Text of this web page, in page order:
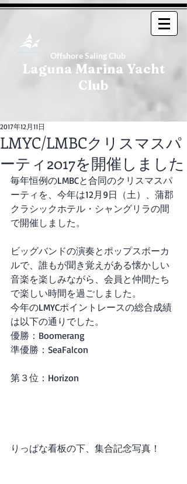
Offshore Saling Club
Laguna Marina Yacht
Club
LMYC/LMBCクリスマスパ
ーティ2017を開催しました
2017年12月11日
毎年恒例のLMBCと合同のクリスマスパ
ーティを、今年は12月9日（土）、蒲郡
クラシックホテル・シャングリラの間
で開催しました。
ビッグバンドの演奏とポップスボーカ
ルで、誰もが聞き覚えがある懐かしい
音楽を楽しみながら、会員と仲間たち
で楽しい時間を過ごしました。
今年のLMYCポイントレースの総合成績
は以下の通りでした。
優勝：Boomerang
準優勝：SeaFalcon
第３位：Horizon
りっぱな看板の下、集合記念写真！